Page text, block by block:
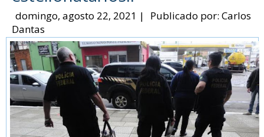
domingo, agosto 22, 2021 | Publicado por:Carlos
Dantas